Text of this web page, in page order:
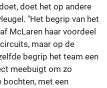
doet het op andere
"Het begrip van het
McLaren haar voordeel
maar op de
begrip het team een
meebuigt om zo
bochten, met een